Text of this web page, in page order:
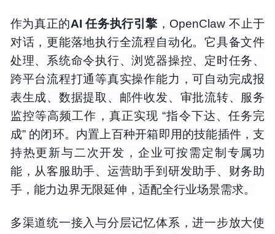
作为真正的AI 任务执行引擎，OpenClaw 不止于
对话，更能落地执行全流程自动化。它具备文件
处理、系统命令执行、浏览器操控、定时任务、
跨平台流程打通等真实操作能力，可自动完成报
表生成、数据提取、邮件收发、审批流转、服务
监控等高频工作，真正实现 “指令下达、任务完
成” 的闭环。内置上百种开箱即用的技能插件，支
持热更新与二次开发，企业可按需定制专属功
能，从客服助手、运营助手到研发助手、财务助
手，能力边界无限延伸，适配全行业场景需求。
多渠道统一接入与分层记忆体系，进一步放大使